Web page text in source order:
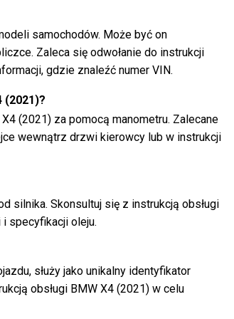
samochodów. Może być on
Zaleca się odwołanie do instrukcji
gdzie znaleźć numer VIN.
(2021)?
(2021) za pomocą manometru. Zalecane
wewnątrz drzwi kierowcy lub w instrukcji
silnika. Skonsultuj się z instrukcją obsługi
specyfikacji oleju.
służy jako unikalny identyfikator
obsługi BMW X4 (2021) w celu